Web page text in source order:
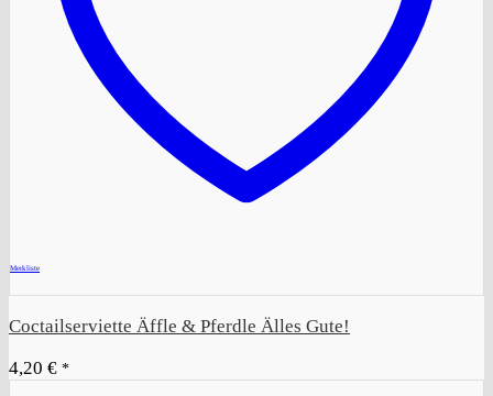
Merkliste
Coctailserviette Äffle & Pferdle Älles Gute!
4,20 € *